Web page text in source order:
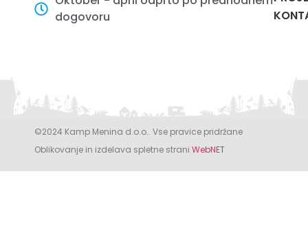
dogovoru
©2024 Kamp Menina d.o.o.. Vse pravice pridržane
Oblikovanje in izdelava spletne strani WebNET